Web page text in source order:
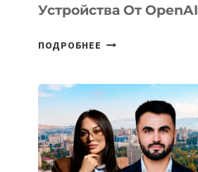
Устройства От OpenAI
ПОДРОБНЕЕ СТАЛИ
ВНЕШНЕГО
ВИДА
НОВОГО
УСТРОЙСТВА
ОТ